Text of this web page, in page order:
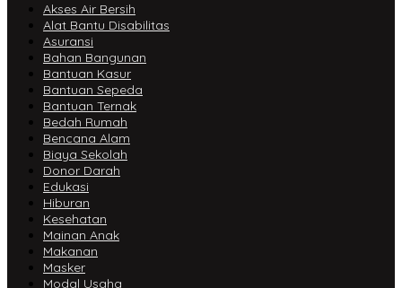
Akses Air Bersih
Alat Bantu Disabilitas
Asuransi
Bahan Bangunan
Bantuan Kasur
Bantuan Sepeda
Bantuan Ternak
Bedah Rumah
Bencana Alam
Biaya Sekolah
Donor Darah
Edukasi
Hiburan
Kesehatan
Mainan Anak
Makanan
Masker
Modal Usaha